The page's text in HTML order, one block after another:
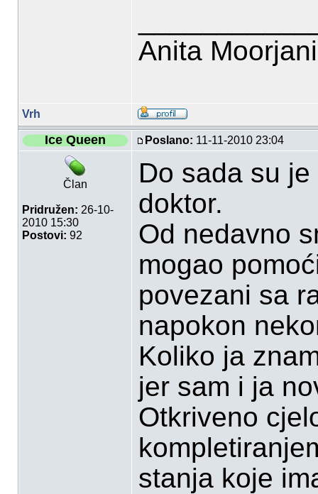
Anita
Vrh
Ice Queen Poslano: 11-11-2010 23:04
Član
Pridružen: 26-10-
2010 15:30
Postovi: 92
Do sada su
doktor.
Od nedavno
mogao
povezani sa
napokon
Koliko ja
jer sam i ja
Otkriveno
stanja koje